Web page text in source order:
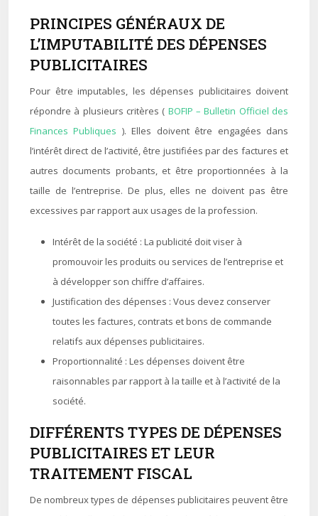
PRINCIPES GÉNÉRAUX DE
L’IMPUTABILITÉ DES DÉPENSES
PUBLICITAIRES
Pour être imputables, les dépenses publicitaires doivent
répondre à plusieurs critères ( BOFIP – Bulletin Officiel des
Finances Publiques ). Elles doivent être engagées dans
l’intérêt direct de l’activité, être justifiées par des factures et
autres documents probants, et être proportionnées à la
taille de l’entreprise. De plus, elles ne doivent pas être
excessives par rapport aux usages de la profession.
Intérêt de la société : La publicité doit viser à
promouvoir les produits ou services de l’entreprise et
à développer son chiffre d’affaires.
Justification des dépenses : Vous devez conserver
toutes les factures, contrats et bons de commande
relatifs aux dépenses publicitaires.
Proportionnalité : Les dépenses doivent être
raisonnables par rapport à la taille et à l’activité de la
société.
DIFFÉRENTS TYPES DE DÉPENSES
PUBLICITAIRES ET LEUR
TRAITEMENT FISCAL
De nombreux types de dépenses publicitaires peuvent être